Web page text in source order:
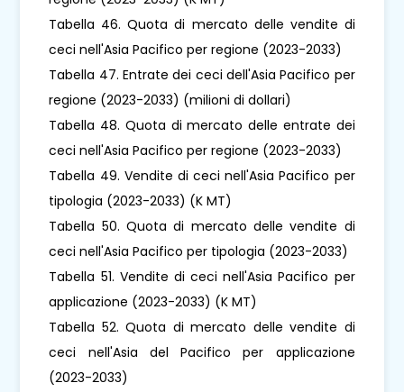
Tabella 46. Quota di mercato delle vendite di
ceci nell'Asia Pacifico per regione (2023-2033)
Tabella 47. Entrate dei ceci dell'Asia Pacifico per
regione (2023-2033) (milioni di dollari)
Tabella 48. Quota di mercato delle entrate dei
ceci nell'Asia Pacifico per regione (2023-2033)
Tabella 49. Vendite di ceci nell'Asia Pacifico per
tipologia (2023-2033) (K MT)
Tabella 50. Quota di mercato delle vendite di
ceci nell'Asia Pacifico per tipologia (2023-2033)
Tabella 51. Vendite di ceci nell'Asia Pacifico per
applicazione (2023-2033) (K MT)
Tabella 52. Quota di mercato delle vendite di
ceci nell'Asia del Pacifico per applicazione
(2023-2033)